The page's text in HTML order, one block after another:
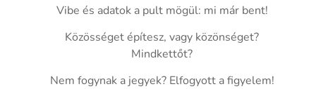
Vibe és adatok a pult mögül: mi már bent!
Közösséget építesz, vagy közönséget?
Mindkettőt?
Nem fogynak a jegyek? Elfogyott a figyelem!